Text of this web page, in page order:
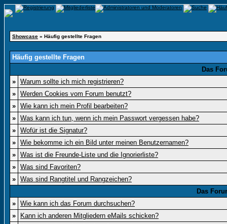
Showcase » Häufig gestellte Fragen
Häufig gestellte Fragen
Das
» Warum sollte ich mich registrieren?
» Werden Cookies vom Forum benutzt?
» Wie kann ich mein Profil bearbeiten?
» Was kann ich tun, wenn ich mein Passwort vergessen habe?
» Wofür ist die Signatur?
» Wie bekomme ich ein Bild unter meinen Benutzernamen?
» Was ist die Freunde-Liste und die Ignorierliste?
» Was sind Favoriten?
» Was sind Rangtitel und Rangzeichen?
Das
» Wie kann ich das Forum durchsuchen?
»
Kann ich anderen Mitgliedern eMails schicken?